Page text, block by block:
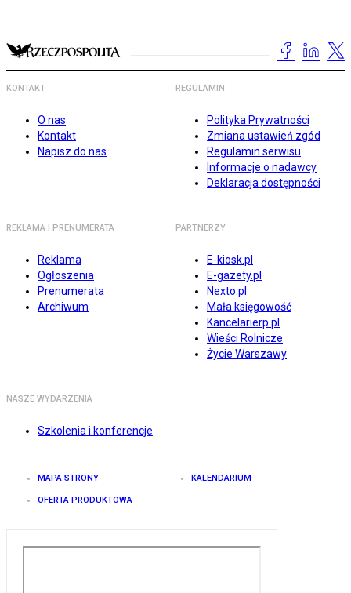
KONTAKT
O nas
Kontakt
Napisz do nas
REGULAMIN
Polityka Prywatności
Zmiana ustawień zgód
Regulamin serwisu
Informacje o nadawcy
Deklaracja dostępności
REKLAMA I PRENUMERATA
Reklama
Ogłoszenia
Prenumerata
Archiwum
PARTNERZY
E-kiosk.pl
E-gazety.pl
Nexto.pl
Mała księgowość
Kancelarierp.pl
Wieści Rolnicze
Życie Warszawy
NASZE WYDARZENIA
Szkolenia i konferencje
MAPA STRONY KALENDARIUM
OFERTA PRODUKTOWA